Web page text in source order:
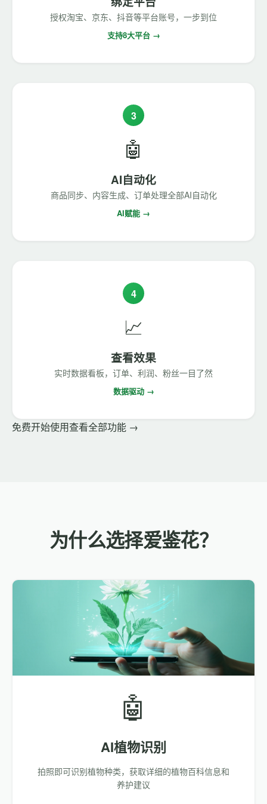
授权淘宝、京东、抖音等平台账号，一步到位
支持8大平台 →
3
🤖
AI自动化
商品同步、内容生成、订单处理全部AI自动化
AI赋能 →
4
📈
查看效果
实时数据看板，订单、利润、粉丝一目了然
数据驱动 →
免费开始使用查看全部功能 →
为什么选择爱鉴花？
🤖
AI植物识别
拍照即可识别植物种类，获取详细的植物百科信息和
养护建议